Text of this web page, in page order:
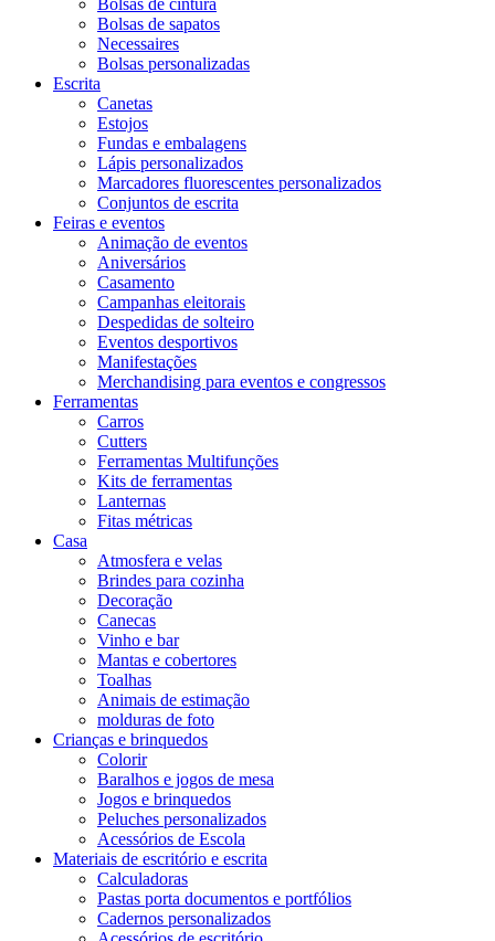
Bolsas de cintura
Bolsas de sapatos
Necessaires
Bolsas personalizadas
Escrita
Canetas
Estojos
Fundas e embalagens
Lápis personalizados
Marcadores fluorescentes personalizados
Conjuntos de escrita
Feiras e eventos
Animação de eventos
Aniversários
Casamento
Campanhas eleitorais
Despedidas de solteiro
Eventos desportivos
Manifestações
Merchandising para eventos e congressos
Ferramentas
Carros
Cutters
Ferramentas Multifunções
Kits de ferramentas
Lanternas
Fitas métricas
Casa
Atmosfera e velas
Brindes para cozinha
Decoração
Canecas
Vinho e bar
Mantas e cobertores
Toalhas
Animais de estimação
molduras de foto
Crianças e brinquedos
Colorir
Baralhos e jogos de mesa
Jogos e brinquedos
Peluches personalizados
Acessórios de Escola
Materiais de escritório e escrita
Calculadoras
Pastas porta documentos e portfólios
Cadernos personalizados